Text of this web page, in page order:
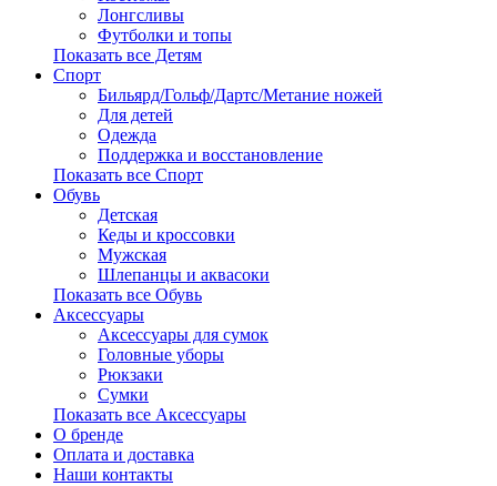
Лонгсливы
Футболки и топы
Показать все Детям
Спорт
Бильярд/Гольф/Дартс/Метание ножей
Для детей
Одежда
Поддержка и восстановление
Показать все Спорт
Обувь
Детская
Кеды и кроссовки
Мужская
Шлепанцы и аквасоки
Показать все Обувь
Аксессуары
Аксессуары для сумок
Головные уборы
Рюкзаки
Сумки
Показать все Аксессуары
О бренде
Оплата и доставка
Наши контакты